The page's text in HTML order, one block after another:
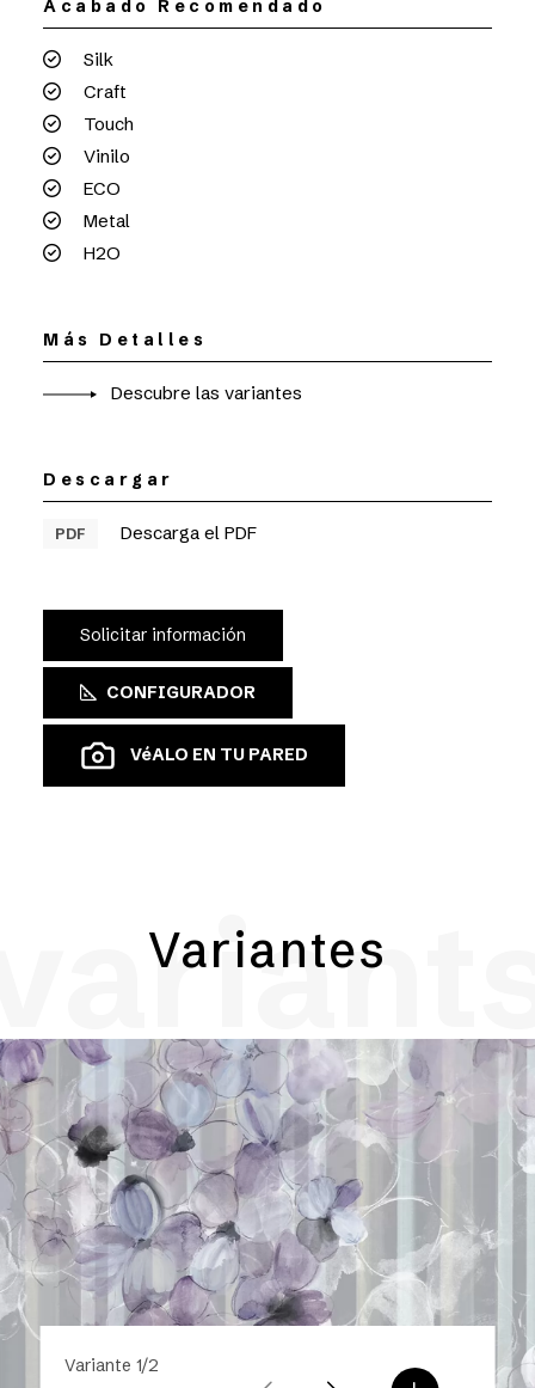
Acabado Recomendado
Silk
Craft
Touch
Vinilo
ECO
Metal
H2O
Más Detalles
Descubre las variantes
Descargar
PDF Descarga el PDF
Solicitar información
CONFIGURADOR
VéALO EN TU PARED
Variantes
Variante 1/2